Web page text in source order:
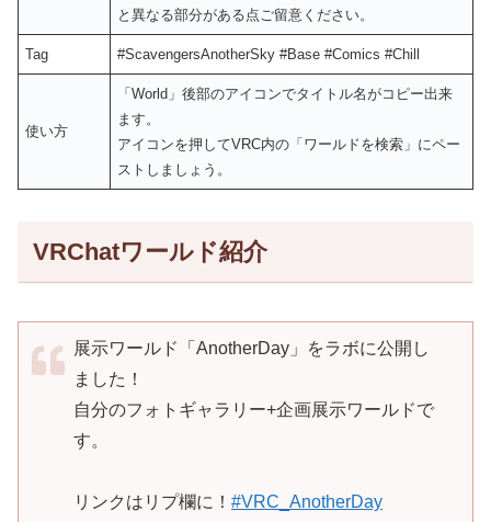
と異なる部分がある点ご留意ください。
Tag #ScavengersAnotherSky #Base #Comics #Chill
使い方
「World」後部のアイコンでタイトル名がコピー出来
ます。
アイコンを押してVRC内の「ワールドを検索」にペー
ストしましょう。
VRChatワールド紹介
展示ワールド「AnotherDay」をラボに公開し
ました！
自分のフォトギャラリー+企画展示ワールドで
す。
リンクはリプ欄に！ #VRC_AnotherDay